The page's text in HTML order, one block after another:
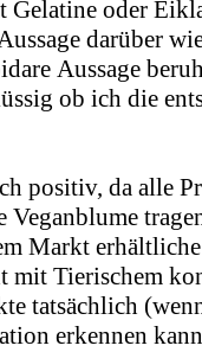
Gelatine oder
darüber
Aussage
ob ich die
positiv, da alle
Markt
mit Tierischem
tatsächlich
erkennen